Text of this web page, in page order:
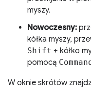
myszy.
Nowoczesny:
kółka myszy,
Shift + kółko
pomocą
W oknie skrótów